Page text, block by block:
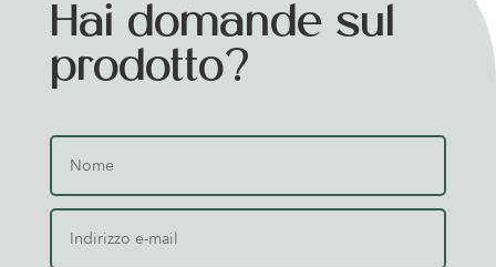
Hai domande sul
prodotto?